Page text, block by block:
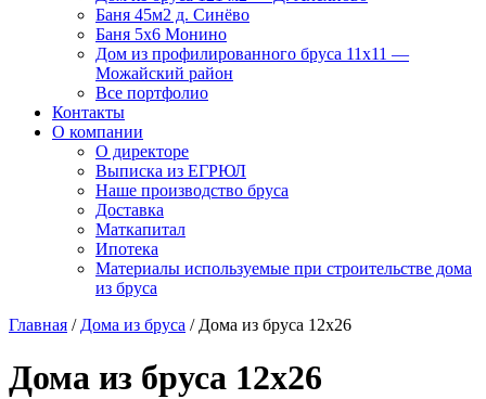
Баня 45м2 д. Синёво
Баня 5х6 Монино
Дом из профилированного бруса 11х11 —
Можайский район
Все портфолио
Контакты
О компании
О директоре
Выписка из ЕГРЮЛ
Наше производство бруса
Доставка
Маткапитал
Ипотека
Материалы используемые при строительстве дома
из бруса
Главная / Дома из бруса / Дома из бруса 12x26
Дома из бруса 12x26